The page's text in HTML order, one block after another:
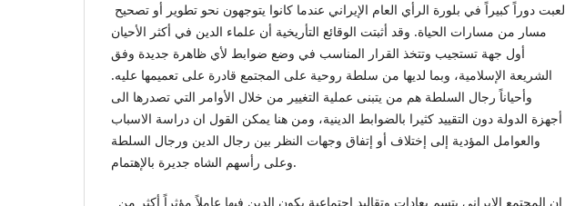
لعبت دوراً كبيراً في بلورة الرأي العام الإيراني عندما كانوا يتوجهون نحو تطوير أو تصحيح
مسار من مسارات الحياة. وقد أثبتت الوقائع التأريخية أن علماء الدين في أكثر الأحيان
أول جهة تستجيب وتتخذ القرار المناسب في وضع ضوابط لأي ظاهرة جديدة وفق
الشريعة الإسلامية، وبما لديها من سلطة روحية على المجتمع قادرة على تعميمها عليه.
وأحياناً رجال السلطة هم من يتبنى عملية التغيير من خلال الأوامر التي تصدرها الى
أجهزة الدولة دون التقييد كثيرا بالضوابط الدينية، ومن هنا يمكن القول ان دراسة الاسباب
والعوامل المؤدية إلى إختلاف أو إتفاق وجهات النظر بين رجال الدين ورجال السلطة
وعلى رأسهم الشاه جديرة بالإهتمام.